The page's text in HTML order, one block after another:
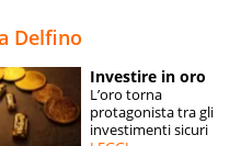
ESPERTI
Delfino
Investire in oro
L’oro torna
protagonista tra gli
investimenti sicuri